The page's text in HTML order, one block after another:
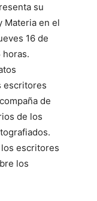
su
Materia en el
16 de
horas.
escritores
de
de los
escritores
los